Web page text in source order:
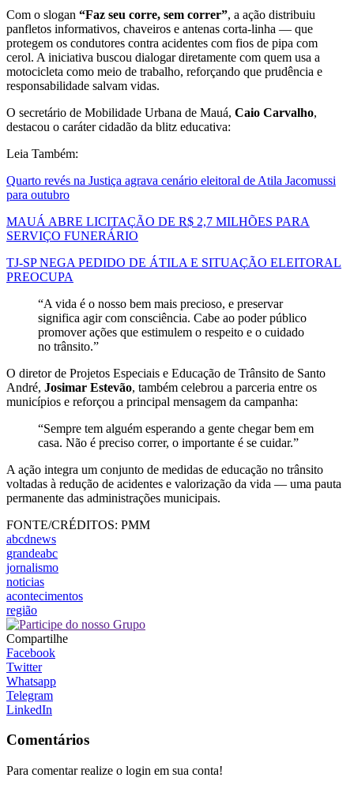
Com o slogan “Faz seu corre, sem correr”, a ação distribuiu
panfletos informativos, chaveiros e antenas corta-linha — que
protegem os condutores contra acidentes com fios de pipa com
cerol. A iniciativa buscou dialogar diretamente com quem usa a
motocicleta como meio de trabalho, reforçando que prudência e
responsabilidade salvam vidas.
O secretário de Mobilidade Urbana de Mauá, Caio Carvalho,
destacou o caráter cidadão da blitz educativa:
Leia Também:
Quarto revés na Justiça agrava cenário eleitoral de Atila Jacomussi
para outubro
MAUÁ ABRE LICITAÇÃO DE R$ 2,7 MILHÕES PARA
SERVIÇO FUNERÁRIO
TJ-SP NEGA PEDIDO DE ÁTILA E SITUAÇÃO ELEITORAL
PREOCUPA
“A vida é o nosso bem mais precioso, e preservar
significa agir com consciência. Cabe ao poder público
promover ações que estimulem o respeito e o cuidado
no trânsito.”
O diretor de Projetos Especiais e Educação de Trânsito de Santo
André, Josimar Estevão, também celebrou a parceria entre os
municípios e reforçou a principal mensagem da campanha:
“Sempre tem alguém esperando a gente chegar bem em
casa. Não é preciso correr, o importante é se cuidar.”
A ação integra um conjunto de medidas de educação no trânsito
voltadas à redução de acidentes e valorização da vida — uma pauta
permanente das administrações municipais.
FONTE/CRÉDITOS: PMM
abcdnews
grandeabc
jornalismo
noticias
acontecimentos
região
Compartilhe
Facebook
Twitter
Whatsapp
Telegram
LinkedIn
Comentários
Para comentar realize o login em sua conta!